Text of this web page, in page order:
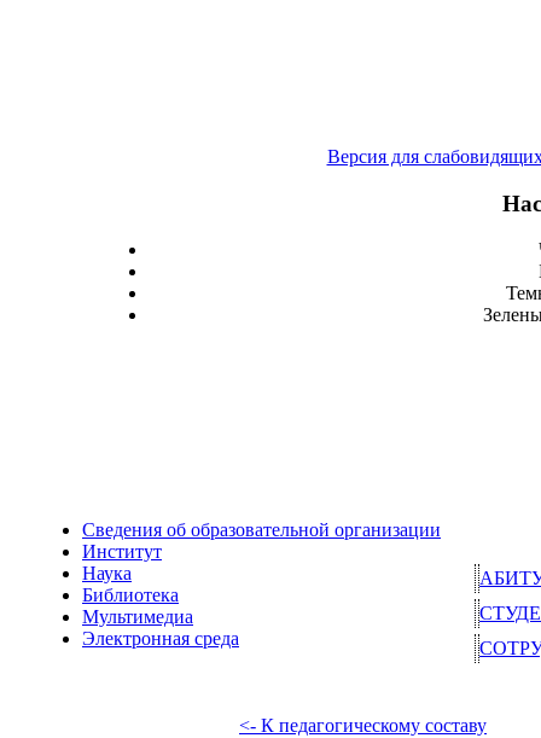
Версия для
Сведения об образовательной организации
Институт
Наука
Библиотека
Мультимедиа
Электронная среда
<- К педагогическому составу